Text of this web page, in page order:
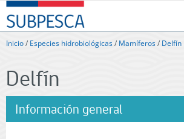
Contenido
principal
SUBPESCA
-
Subsecretaría
y
Acuicultura
-
Gobierno
de
Inicio/ Especies hidrobiológicas/ Mamíferos/ Delfín
Delfín
Información general